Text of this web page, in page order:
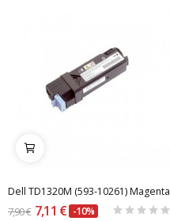
Dell TD1320M (593-10261) Magenta
7,90 € 7,11 € -10%